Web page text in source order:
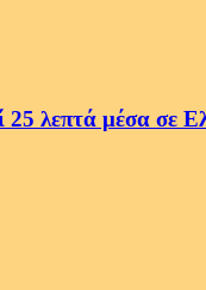
λεπτά μέσα σε